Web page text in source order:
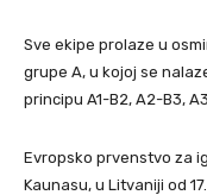
Sve ekipe prolaze u
grupe A, u kojoj se
principu A1-B2, A2-B3,
Evropsko prvenstvo za
Kaunasu, u Litvaniji od